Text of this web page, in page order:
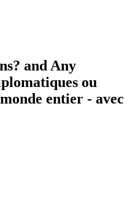
and Any
ou
entier - avec